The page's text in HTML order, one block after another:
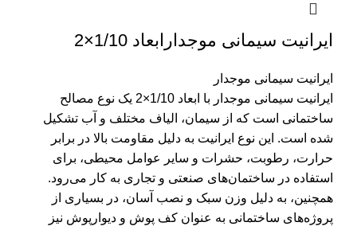
ایرانیت سیمانی موجدارابعاد 1/10×2
ایرانیت سیمانی موجدار
ایرانیت سیمانی موجدار با ابعاد 1/10×2 یک نوع مصالح
ساختمانی است که از سیمان، الیاف مختلف و آب تشکیل
شده است. این نوع ایرانیت به دلیل مقاومت بالا در برابر
حرارت، رطوبت، حشرات و سایر عوامل محیطی، برای
استفاده در ساختمان‌های صنعتی و تجاری به کار می‌رود.
همچنین، به دلیل وزن سبک و نصب آسان، در بسیاری از
پروژه‌های ساختمانی به عنوان کف پوش و دیوارپوش نیز